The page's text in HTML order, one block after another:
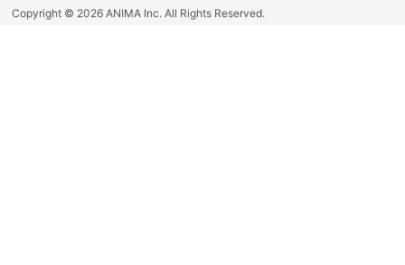
Copyright © 2026 ANIMA Inc. All Rights Reserved.